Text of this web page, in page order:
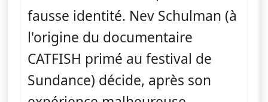
fausse identité. Nev Schulman (à
l'origine du documentaire
CATFISH primé au festival de
Sundance) décide, après son